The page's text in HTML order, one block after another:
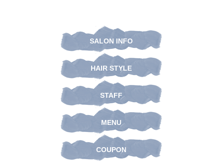
SALON INFO
HAIR STYLE
STAFF
MENU
COUPON